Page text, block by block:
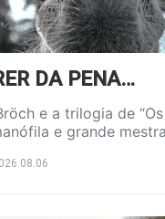
DA PENA…
e a trilogia de
e grande